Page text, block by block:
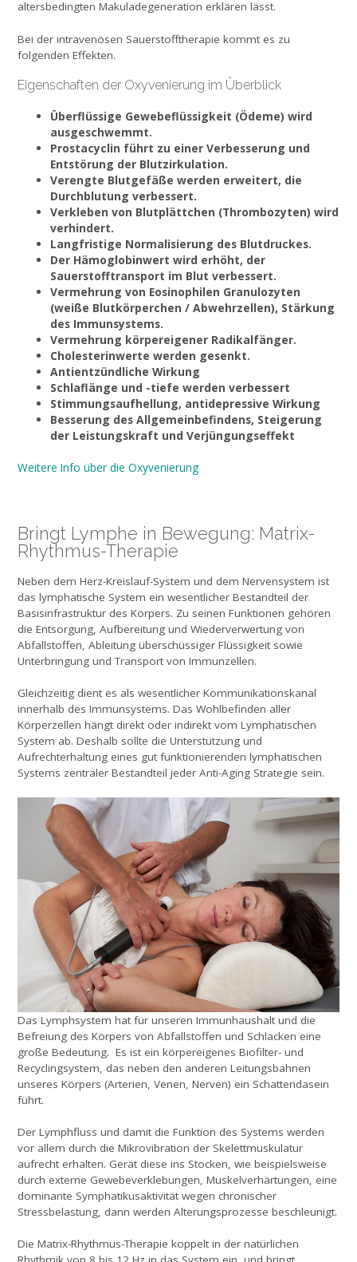
altersbedingten Makuladegeneration erklären lässt.
Bei der intravenösen Sauerstofftherapie kommt es zu
folgenden Effekten.
Eigenschaften der Oxyvenierung im Überblick
Überflüssige Gewebeflüssigkeit (Ödeme) wird
ausgeschwemmt.
Prostacyclin führt zu einer Verbesserung und
Entstörung der Blutzirkulation.
Verengte Blutgefäße werden erweitert, die
Durchblutung verbessert.
Verkleben von Blutplättchen (Thrombozyten) wird
verhindert.
Langfristige Normalisierung des Blutdruckes.
Der Hämoglobinwert wird erhöht, der
Sauerstofftransport im Blut verbessert.
Vermehrung von Eosinophilen Granulozyten
(weiße Blutkörperchen / Abwehrzellen), Stärkung
des Immunsystems.
Vermehrung körpereigener Radikalfänger.
Cholesterinwerte werden gesenkt.
Antientzündliche Wirkung
Schlaflänge und -tiefe werden verbessert
Stimmungsaufhellung, antidepressive Wirkung
Besserung des Allgemeinbefindens, Steigerung
der Leistungskraft und Verjüngungseffekt
Weitere Info über die Oxyvenierung
Bringt Lymphe in Bewegung: Matrix-
Rhythmus-Therapie
Neben dem Herz-Kreislauf-System und dem Nervensystem ist
das lymphatische System ein wesentlicher Bestandteil der
Basisinfrastruktur des Körpers. Zu seinen Funktionen gehören
die Entsorgung, Aufbereitung und Wiederverwertung von
Abfallstoffen, Ableitung überschüssiger Flüssigkeit sowie
Unterbringung und Transport von Immunzellen.
Gleichzeitig dient es als wesentlicher Kommunikationskanal
innerhalb des Immunsystems. Das Wohlbefinden aller
Körperzellen hängt direkt oder indirekt vom Lymphatischen
System ab. Deshalb sollte die Unterstützung und
Aufrechterhaltung eines gut funktionierenden lymphatischen
Systems zentraler Bestandteil jeder Anti-Aging Strategie sein.
Das Lymphsystem hat für unseren Immunhaushalt und die
Befreiung des Körpers von Abfallstoffen und Schlacken eine
große Bedeutung. Es ist ein körpereigenes Biofilter- und
Recyclingsystem, das neben den anderen Leitungsbahnen
unseres Körpers (Arterien, Venen, Nerven) ein Schattendasein
führt.
Der Lymphfluss und damit die Funktion des Systems werden
vor allem durch die Mikrovibration der Skelettmuskulatur
aufrecht erhalten. Gerät diese ins Stocken, wie beispielsweise
durch externe Gewebeverklebungen, Muskelverhärtungen, eine
dominante Symphatikusaktivität wegen chronischer
Stressbelastung, dann werden Alterungsprozesse beschleunigt.
Die Matrix-Rhythmus-Therapie koppelt in der natürlichen